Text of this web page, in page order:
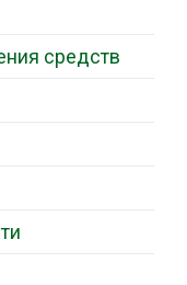
средств